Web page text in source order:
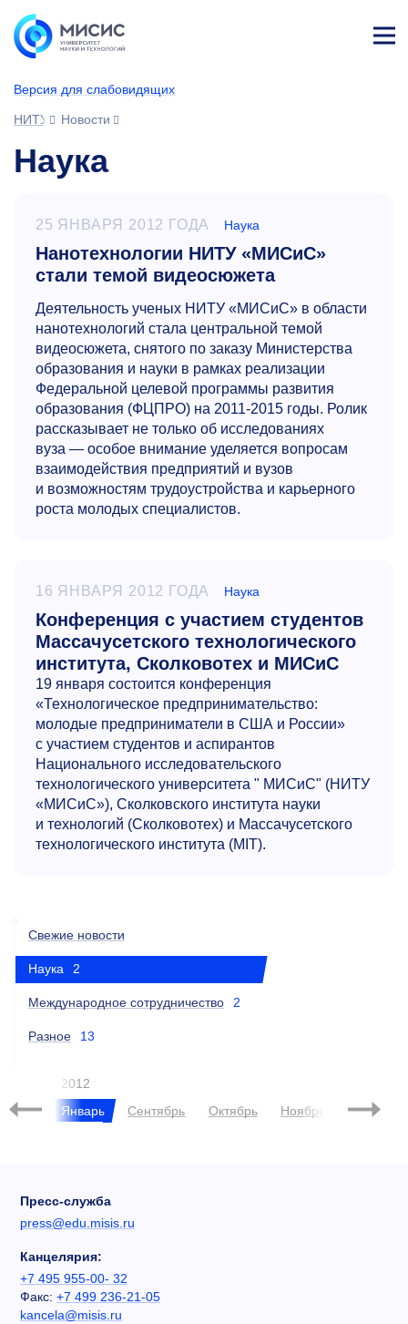
Версия для слабовидящих
НИТУ МИСИС
Новости
Наука
25 ЯНВАРЯ 2012 ГОДА Наука
Нанотехнологии НИТУ «МИСиС»
стали темой видеосюжета
Деятельность ученых НИТУ «МИСиС» в области
нанотехнологий стала центральной темой
видеосюжета, снятого по заказу Министерства
образования и науки в рамках реализации
Федеральной целевой программы развития
образования (ФЦПРО) на 2011-2015 годы. Ролик
рассказывает не только об исследованиях
вуза — особое внимание уделяется вопросам
взаимодействия предприятий и вузов
и возможностям трудоустройства и карьерного
роста молодых специалистов.
16 ЯНВАРЯ 2012 ГОДА Наука
Конференция с участием студентов
Массачусетского технологического
института, Сколковотех и МИСиС
19 января состоится конференция
«Технологическое предпринимательство:
молодые предприниматели в США и России»
с участием студентов и аспирантов
Национального исследовательского
технологического университета " МИСиС" (НИТУ
«МИСиС»), Сколковского института науки
и технологий (Сколковотех) и Массачусетского
технологического института (MIT).
Свежие новости
Наука 2
Международное сотрудничество 2
Разное 13
2012
Январь
Сентябрь Октябрь Ноябрь Декабрь
Пресс-служба
press@edu.misis.ru
Канцелярия:
+7 495 955-00- 32
Факс: +7 499 236-21-05
kancela@misis.ru